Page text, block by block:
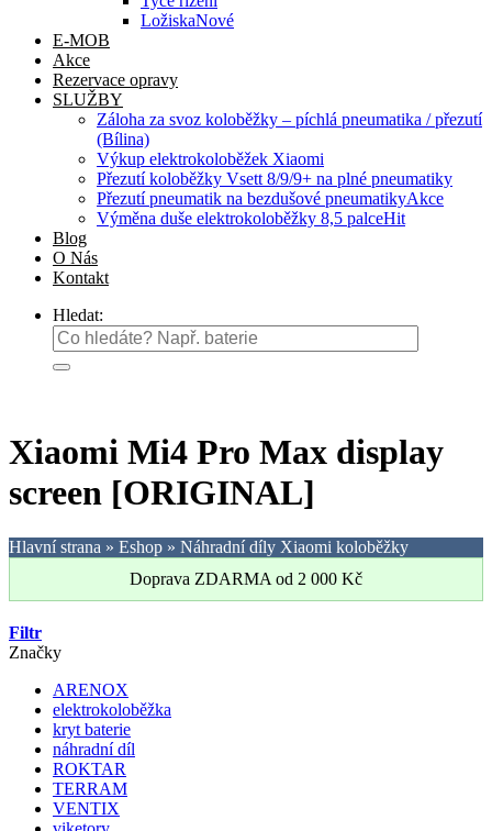
Ložiska
E-MOB
Akce
Rezervace opravy
SLUŽBY
Záloha za svoz koloběžky – píchlá pneumatika / přezutí
(Bílina)
Výkup elektrokoloběžek Xiaomi
Přezutí koloběžky Vsett 8/9/9+ na plné pneumatiky
Přezutí pneumatik na bezdušové pneumatiky
Výměna duše elektrokoloběžky 8,5 palce
Blog
O Nás
Kontakt
Hledat:
Xiaomi Mi4 Pro Max display
screen [ORIGINAL]
Hlavní strana » Eshop » Náhradní díly Xiaomi koloběžky
Doprava ZDARMA od 2 000 Kč
Filtr
Značky
ARENOX
elektrokoloběžka
kryt baterie
náhradní díl
ROKTAR
TERRAM
VENTIX